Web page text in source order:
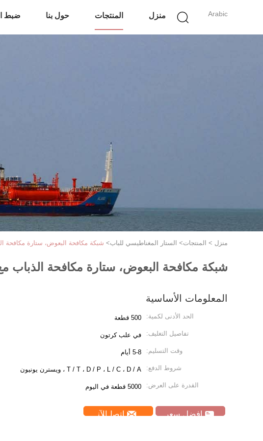
Arabic منزل المنتجات حول بنا ضبط
منزل > المنتجات> الستار المغناطيسي للباب> شبكة مكافحة البعوض، ستارة مكافحة
شبكة مكافحة البعوض، ستارة مكافحة
المعلومات الأساسية
الحد الأدنى لكمية: 500 قطعة
تفاصيل التغليف: في علب كرتون
وقت التسليم: 5-8 أيام
شروط الدفع: T / T ، D / P ، L / C ، D / A ، ويسترن يونيون
القدرة على العرض: 5000 قطعة في اليوم
افضل سعر ﺎﺘﺼﻟ ﺍﻶﻧ